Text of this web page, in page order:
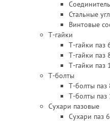
Стальные
Винтовые
Т-гайки
Т-гайки паз
Т-гайки паз
Т-гайки паз
Т-болты
Т-болты паз
Т-болты паз
Сухари пазовые
Сухари паз 6